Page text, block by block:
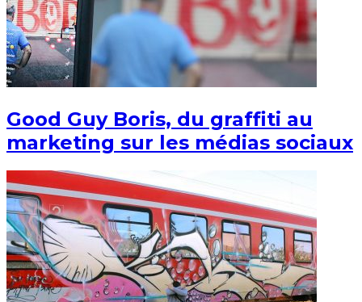
Good Guy Boris, du graffiti au
marketing sur les médias sociaux